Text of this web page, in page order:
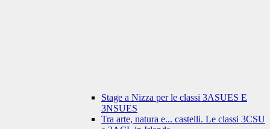
Stage a Nizza per le classi 3ASUES E
3NSUES
Tra arte, natura e... castelli. Le classi 3CSU